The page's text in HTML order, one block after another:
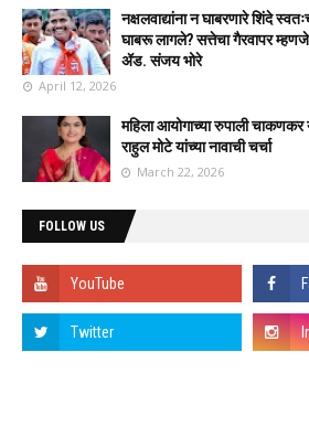
नक्षलवाद्यांना न घाबरणारे शिंदे
घाबरू लागले? सत्तेचा गैरवापर
ॲड. संजय भोरे
April 12, 2026
महिला आयोगाच्या रुपाली चाकणकर
राहुल मोटे यांच्या नावाची चर्चा
March 22, 2026
FOLLOW US